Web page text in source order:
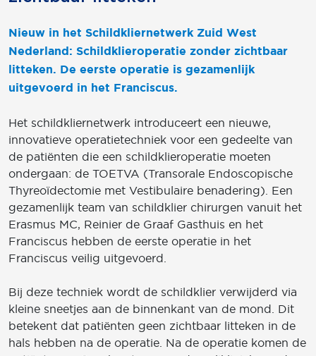
Nieuw in het Schildkliernetwerk Zuid West
Nederland: Schildklieroperatie zonder zichtbaar
litteken. De eerste operatie is gezamenlijk
uitgevoerd in het Franciscus.
Het schildkliernetwerk introduceert een nieuwe,
innovatieve operatietechniek voor een gedeelte van
de patiënten die een schildklieroperatie moeten
ondergaan: de TOETVA (Transorale Endoscopische
Thyreoïdectomie met Vestibulaire benadering). Een
gezamenlijk team van schildklier chirurgen vanuit het
Erasmus MC, Reinier de Graaf Gasthuis en het
Franciscus hebben de eerste operatie in het
Franciscus veilig uitgevoerd.
Bij deze techniek wordt de schildklier verwijderd via
kleine sneetjes aan de binnenkant van de mond. Dit
betekent dat patiënten geen zichtbaar litteken in de
hals hebben na de operatie. Na de operatie komen de